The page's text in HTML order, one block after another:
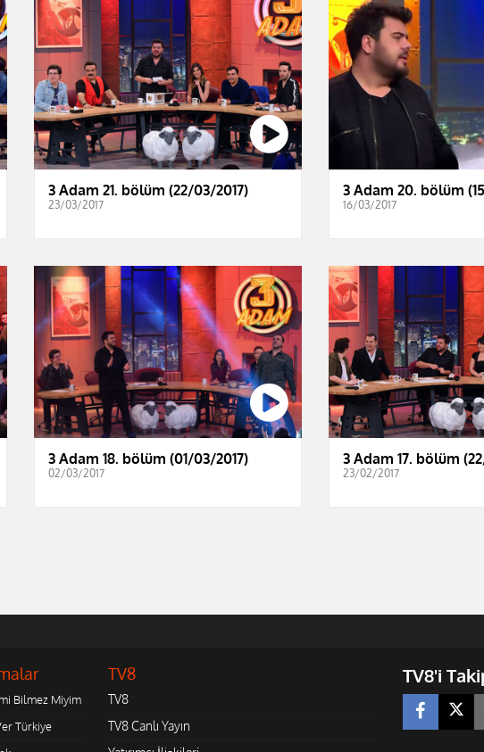
3 Adam 21. bölüm (22/03/2017)
23/03/2017
3 Adam 20. bölüm
16/03/2017
3 Adam 18. bölüm (01/03/2017)
02/03/2017
3 Adam 17. bölüm
23/02/2017
Bilmez Miyim
Türkiye
TV8
TV8
TV8 Canlı Yayın
TV8'i